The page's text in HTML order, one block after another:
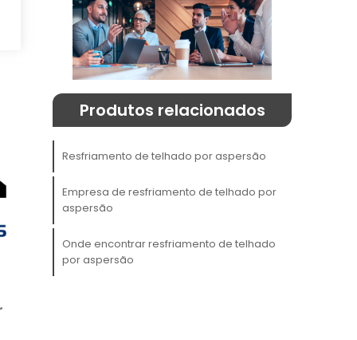
Produtos relacionados
Resfriamento de telhado por aspersão
Empresa de resfriamento de telhado por
aspersão
Onde encontrar resfriamento de telhado
por aspersão